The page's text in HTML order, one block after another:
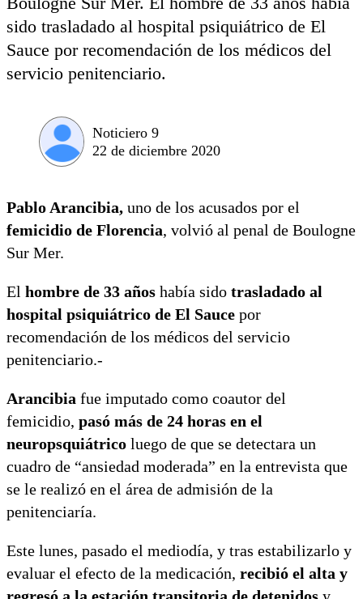
sido trasladado al hospital psiquiátrico de El
Sauce por recomendación de los médicos del
servicio penitenciario.
Noticiero 9
22 de diciembre 2020
Pablo Arancibia, uno de los acusados por el
femicidio de Florencia, volvió al penal de Boulogne
Sur Mer.
El hombre de 33 años había sido trasladado al
hospital psiquiátrico de El Sauce por
recomendación de los médicos del servicio
penitenciario.-
Arancibia fue imputado como coautor del
femicidio, pasó más de 24 horas en el
neuropsquiátrico luego de que se detectara un
cuadro de “ansiedad moderada” en la entrevista que
se le realizó en el área de admisión de la
penitenciaría.
Este lunes, pasado el mediodía, y tras estabilizarlo y
evaluar el efecto de la medicación, recibió el alta y
regresó a la estación transitoria de detenidos y